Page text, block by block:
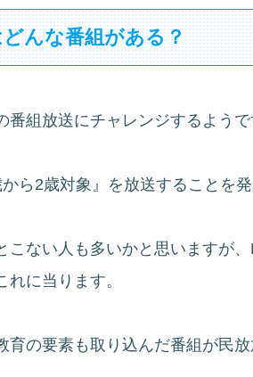
んな番組がある？
組放送にチャレンジするようで
ら2歳対象』を放送することを発
ない人も多いかと思いますが
に当ります。
の要素も取り込んだ番組が民